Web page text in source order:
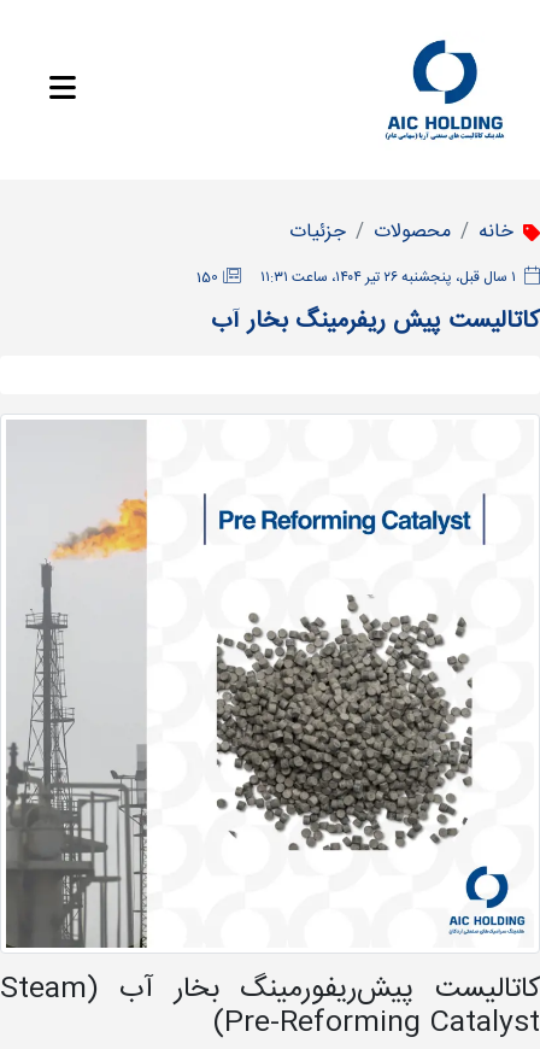
خانه محصولات جزئیات
150
کاتالیست پیش ریفرمینگ بخار آب
کاتالیست پیش‌ریفورمینگ بخار آب (Steam
Pre-Reforming Catalyst)